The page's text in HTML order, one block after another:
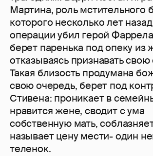
Мартина, роль мстительного
которого несколько лет
операции убил герой
берет паренька под опеку из
отказываясь признавать
Такая близость продумана
свою очередь, берет под
Стивена: проникает в
нравится жене, сводит с ума
собственную мать,
называет цену мести- один
теленок.